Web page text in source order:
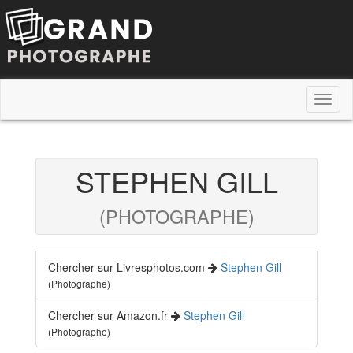
STEPHEN GILL
(PHOTOGRAPHE)
Chercher sur Livresphotos.com Stephen Gill
(Photographe)
Chercher sur Amazon.fr Stephen Gill
(Photographe)